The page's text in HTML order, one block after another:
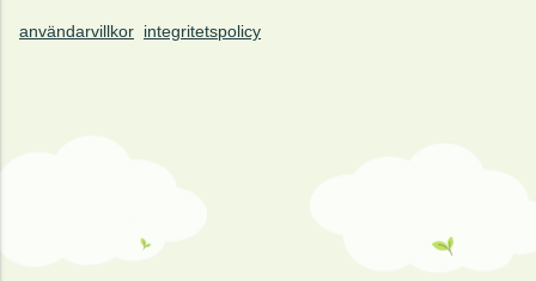
användarvillkor integritetspolicy